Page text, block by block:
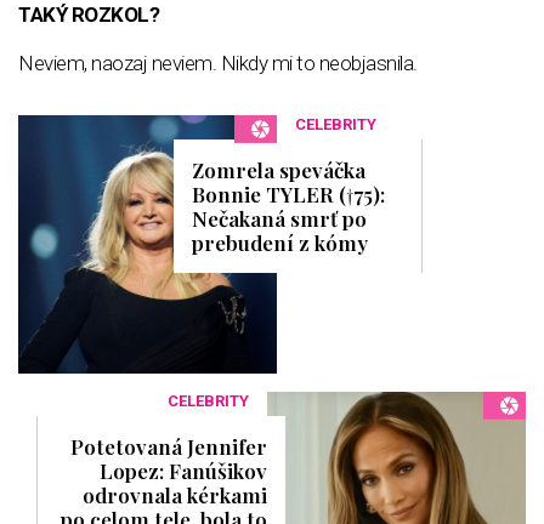
TAKÝ ROZKOL?
Neviem, naozaj neviem. Nikdy mi to neobjasnila.
CELEBRITY
Zomrela speváčka
Bonnie TYLER (†75):
Nečakaná smrť po
prebudení z kómy
CELEBRITY
Potetovaná Jennifer
Lopez: Fanúšikov
odrovnala kérkami